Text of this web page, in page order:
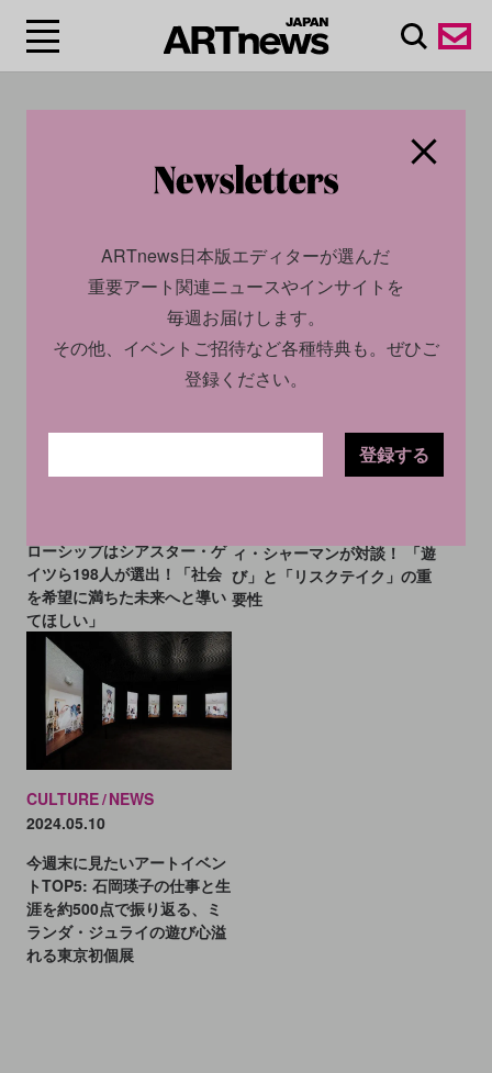
イ/Miranda July
ローシップはシアスター・ゲ
イツら198人が選出！「社会
を希望に満ちた未来へと導い
てほしい」
INTERVIEW
ィ・シャーマンが対談！ 「遊
び」と「リスクテイク」の重
要性
CULTURE NEWS
2024.05.10
今週末に見たいアートイベン
トTOP5: 石岡瑛子の仕事と生
涯を約500点で振り返る、ミ
ランダ・ジュライの遊び心溢
れる東京初個展
ARTnews日本版エディターが選んだ
重要アート関連ニュースやインサイトを
毎週お届けします。
その他、イベントご招待など各種特典も。ぜひご
登録ください。
登録する